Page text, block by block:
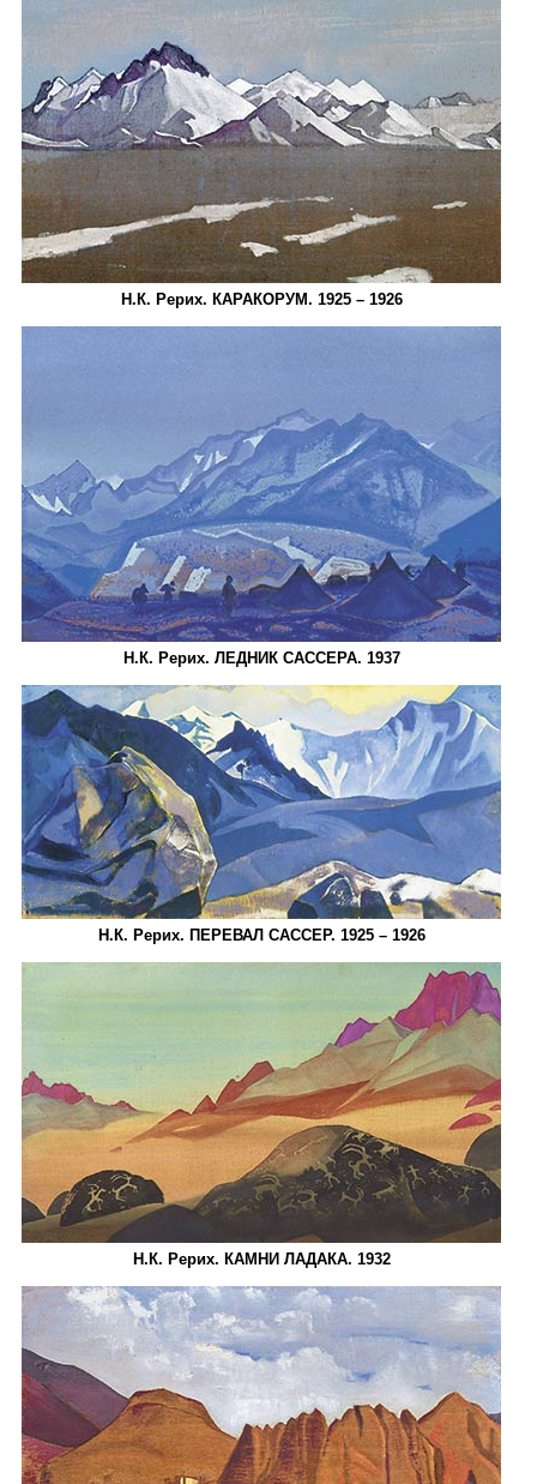
Н.К. Рерих. КАРАКОРУМ. 1925 – 1926
Н.К. Рерих. ЛЕДНИК САССЕРА. 1937
Н.К. Рерих. ПЕРЕВАЛ САССЕР. 1925 – 1926
Н.К. Рерих. КАМНИ ЛАДАКА. 1932